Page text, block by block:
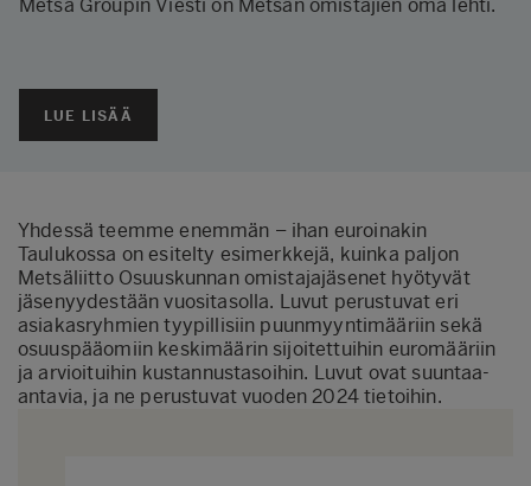
Metsä Groupin Viesti on Metsän omistajien oma lehti.
LUE LISÄÄ
Yhdessä teemme enemmän – ihan euroinakin
Taulukossa on esitelty esimerkkejä, kuinka paljon
Metsäliitto Osuuskunnan omistajajäsenet hyötyvät
jäsenyydestään vuositasolla. Luvut perustuvat eri
asiakasryhmien tyypillisiin puunmyyntimääriin sekä
osuuspääomiin keskimäärin sijoitettuihin euromääriin
ja arvioituihin kustannustasoihin. Luvut ovat suuntaa-
antavia, ja ne perustuvat vuoden 2024 tietoihin.